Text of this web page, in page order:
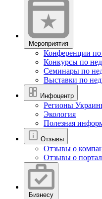
Мероприятия
Конференции
Конкурсы по
Семинары по
Выставки по
Инфоцентр
Регионы
Экология
Полезная
Отзывы
Отзывы о
Отзывы о
Бизнесу